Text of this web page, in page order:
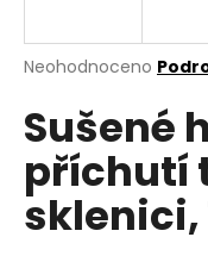
Průměrné
produktu
je
5
hvězdiček.
Neohodnoceno
Sušené
příchutí
sklenici,
j
t
?